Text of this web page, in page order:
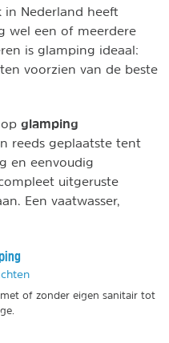
in Nederland heeft
wel een of meerdere
is glamping ideaal:
voorzien van de beste
glamping
reeds geplaatste tent
en eenvoudig
uitgeruste
Een vaatwasser,
of zonder eigen sanitair tot